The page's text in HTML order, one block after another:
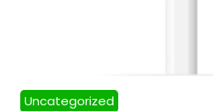
Uncategorized